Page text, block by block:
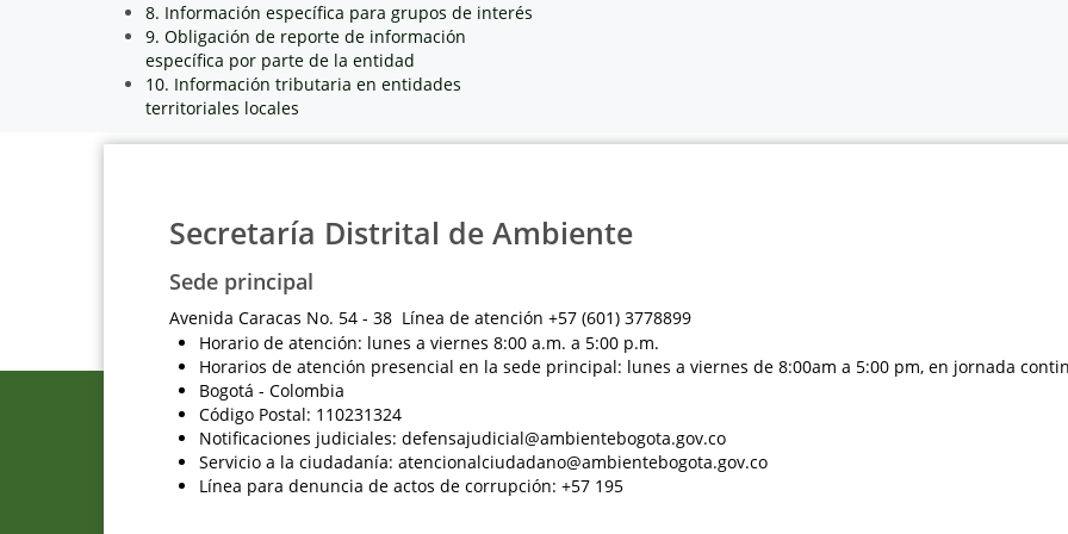
8. Información específica para grupos de interés
9. Obligación de reporte de información
específica por parte de la entidad
10. Información tributaria en entidades
territoriales locales
Secretaría Distrital de Ambiente
Sede principal
Avenida Caracas No. 54 - 38 Línea de atención +57 (601) 3778899
Horario de atención: lunes a viernes 8:00 a.m. a 5:00 p.m.
Horarios de atención presencial en la sede principal: lunes a viernes de 8:00am a 5:00 pm, en jornada
Bogotá - Colombia
Código Postal: 110231324
Notificaciones judiciales: defensajudicial@ambientebogota.gov.co
Servicio a la ciudadanía: atencionalciudadano@ambientebogota.gov.co
Línea para denuncia de actos de corrupción: +57 195